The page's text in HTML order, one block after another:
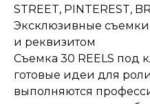
STREET, PINTEREST,
Эксклюзивные съемки
и реквизитом
Съемка 30 REELS под
готовые идеи для
выполняются